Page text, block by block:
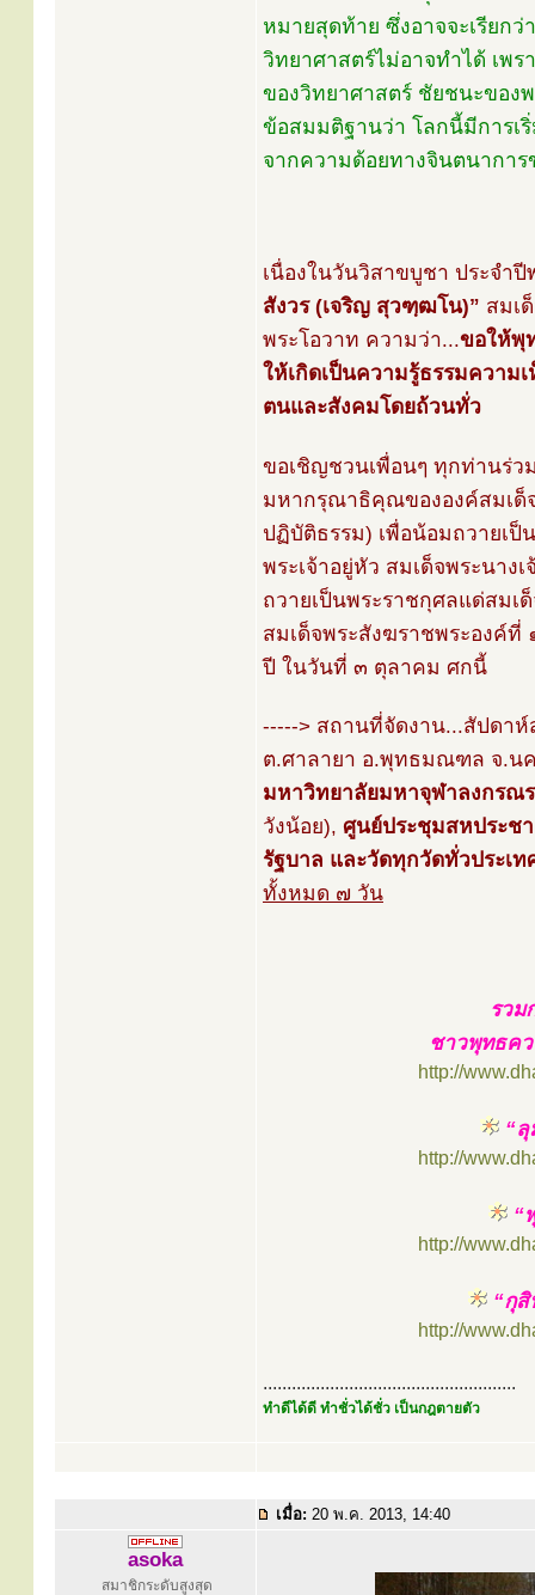
หมายสุดท้าย ซึ่งอาจจะเรียก
วิทยาศาสตร์ไม่อาจทำได้ เพ
ของวิทยาศาสตร์ ชัยชนะของ
ข้อสมมติฐานว่า โลกนี้มีการเ
จากความด้อยทางจินตนาการข
เนื่องในวันวิสาขบูชา ประจ
สังวร (เจริญ สุวฑฺฒโน)” สมเ
พระโอวาท ความว่า...ขอให้พุ
ให้เกิดเป็นความรู้ธรรมควา
ตนและสังคมโดยถ้วนทั่ว
ขอเชิญชวนเพื่อนๆ ทุกท่านร่
มหากรุณาธิคุณขององค์สมเด็
ปฏิบัติธรรม) เพื่อน้อมถวายเ
พระเจ้าอยู่หัว สมเด็จพระนา
ถวายเป็นพระราชกุศลแด่สม
สมเด็จพระสังฆราชพระองค์ที่
ปี ในวันที่ ๓ ตุลาคม ศกนี้
-----> สถานที่จัดงาน...สัปดา
ต.ศาลายา อ.พุทธมณฑล จ.น
มหาวิทยาลัยมหาจุฬาลงกรณ
วังน้อย), ศูนย์ประชุมสหประช
รัฐบาล และวัดทุกวัดทั่วประเท
ทั้งหมด ๗ วัน
รวม
ชาวพุทธคว
http://
“
http://
“
http://
“กุ
http://
.....................................................
ทำดีได้ดี ทำชั่วได้ชั่ว เป็นกฎตายตัว
เมื่อ: 20 พ.ค. 2013, 14:40
asoka
สมาชิกระดับสูงสุด